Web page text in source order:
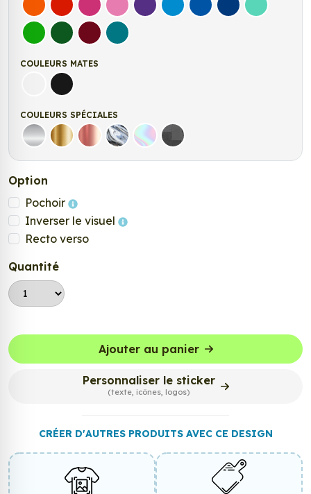
OrangeRouge FuchsiaRose Violet Bleu clairBleu MoyenBleu FoncéBleu Vert
Vert clairVert FoncéBordeauxTurquoise
COULEURS MATES
Blanc matNoir mat
COULEURS SPÉCIALES
Argent Or Rose Gold
ChromeHolographique
Carbone Noir
Option
Pochoir
Inverser le visuel
Recto verso
Quantité
Ajouter au panier
Personnaliser le sticker
(texte, icônes, logos)
CRÉER D'AUTRES PRODUITS AVEC CE DESIGN